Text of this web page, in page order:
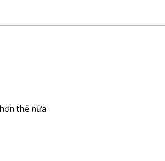
thế nữa